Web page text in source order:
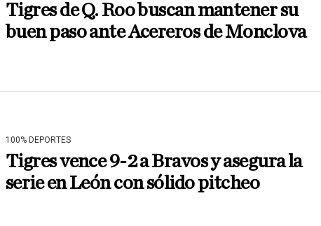
Tigres de Q. Roo buscan mantener su
buen paso ante Acereros de Monclova
100% DEPORTES
Tigres vence 9-2 a Bravos y asegura la
serie en León con sólido pitcheo